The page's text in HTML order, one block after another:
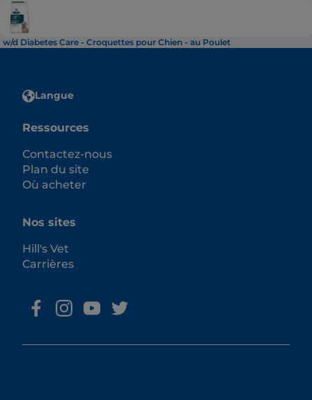
w/d Diabetes Care - Croquettes pour Chien - au Poulet
Langue
Ressources
Contactez-nous
Plan du site
Où acheter
Nos sites
Hill's Vet
Carrières